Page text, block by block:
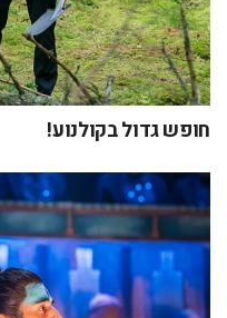
חופש גדול בקולנוע!